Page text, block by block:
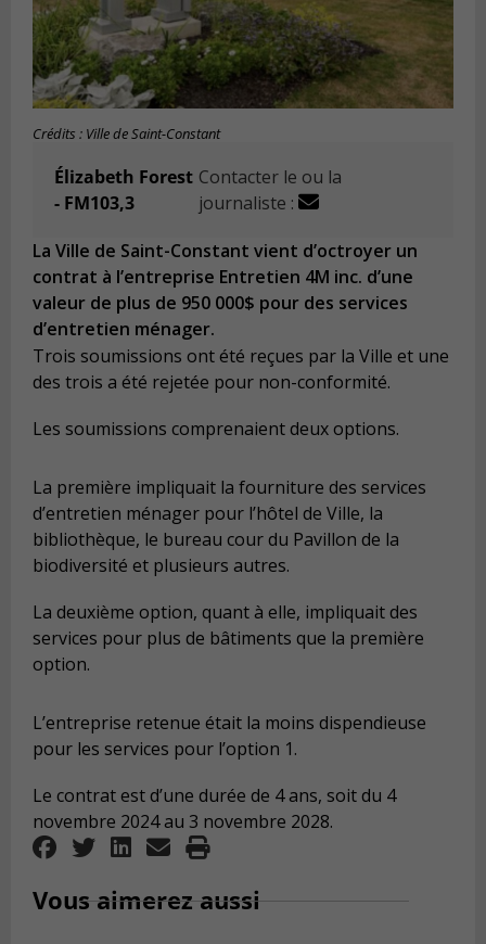
Crédits : Ville de Saint-Constant
Élizabeth Forest
- FM103,3
Contacter le ou la
journaliste :
La Ville de Saint-Constant vient d’octroyer un
contrat à l’entreprise Entretien 4M inc. d’une
valeur de plus de 950 000$ pour des services
d’entretien ménager.
Trois soumissions ont été reçues par la Ville et une
des trois a été rejetée pour non-conformité.
Les soumissions comprenaient deux options.
La première impliquait la fourniture des services
d’entretien ménager pour l’hôtel de Ville, la
bibliothèque, le bureau cour du Pavillon de la
biodiversité et plusieurs autres.
La deuxième option, quant à elle, impliquait des
services pour plus de bâtiments que la première
option.
L’entreprise retenue était la moins dispendieuse
pour les services pour l’option 1.
Le contrat est d’une durée de 4 ans, soit du 4
novembre 2024 au 3 novembre 2028.
Vous aimerez aussi